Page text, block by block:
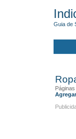
Guia de